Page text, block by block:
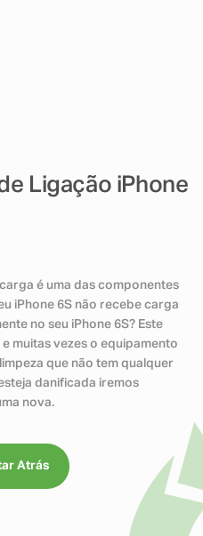
Ligação iPhone
é uma das componentes
iPhone 6S não recebe carga
no seu iPhone 6S? Este
muitas vezes o equipamento
que não tem qualquer
danificada iremos
nova.
Atrás